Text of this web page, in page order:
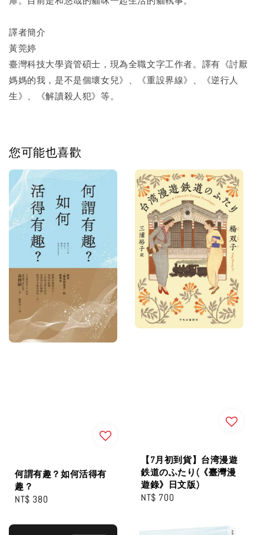
譯者簡介
黃莞婷
臺灣科技大學資管碩士，現為全職文字工作者。譯有《討厭
媽媽的我，是不是個壞女兒》、《重設界線》、《逆行人
生》、《解讀殺人犯》等。
您可能也喜歡
何謂有趣？如何活得有
趣？
Regular
NT$ 380
【7月初到貨】台湾漫遊
鉄道のふたり(《臺灣漫
遊錄》日文版)
Regular
NT$ 700